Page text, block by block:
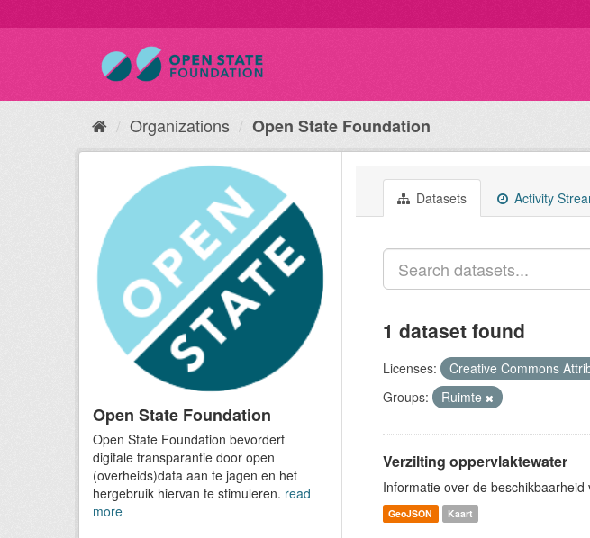
Organizations Open State Foundation
Open State Foundation
Open State Foundation bevordert
digitale transparantie door open
(overheids)data aan te jagen en het
hergebruik hiervan te stimuleren. read
more
Datasets Activity
1 dataset found
Licenses: Creative Commons
Groups:
Ruimte
Verzilting oppervlaktewater
Informatie over de
GeoJSON Kaart